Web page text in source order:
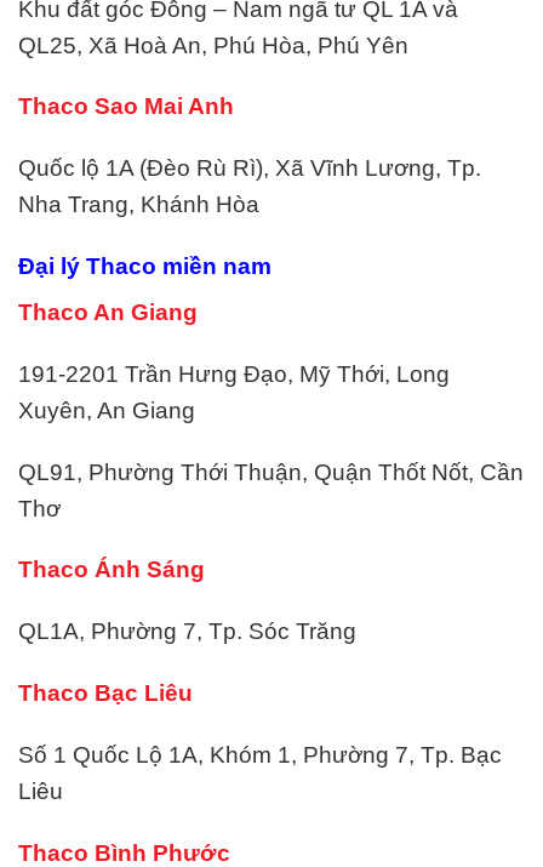
Khu đất góc Đông – Nam ngã tư QL 1A và
QL25, Xã Hoà An, Phú Hòa, Phú Yên
Thaco Sao Mai Anh
Quốc lộ 1A (Đèo Rù Rì), Xã Vĩnh Lương, Tp.
Nha Trang, Khánh Hòa
Đại lý Thaco miền nam
Thaco An Giang
191-2201 Trần Hưng Đạo, Mỹ Thới, Long
Xuyên, An Giang
QL91, Phường Thới Thuận, Quận Thốt Nốt, Cần
Thơ
Thaco Ánh Sáng
QL1A, Phường 7, Tp. Sóc Trăng
Thaco Bạc Liêu
Số 1 Quốc Lộ 1A, Khóm 1, Phường 7, Tp. Bạc
Liêu
Thaco Bình Phước